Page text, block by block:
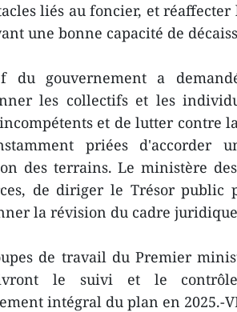
liés au foncier, et
une bonne capacité de
du gouvernement a
les collectifs et les
et de lutter contre
priées d'accorder
des terrains. Le ministère
de diriger le Trésor public
la révision du cadre
de travail du Premier
le suivi et le
intégral du plan en 2025.-